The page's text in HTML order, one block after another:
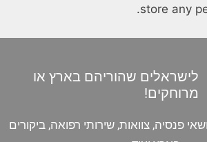
store any
לישראלים שהוריהם בארץ או
מרוחקים!
פנסיה, צוואות, שירותי רפואה, ביקורים